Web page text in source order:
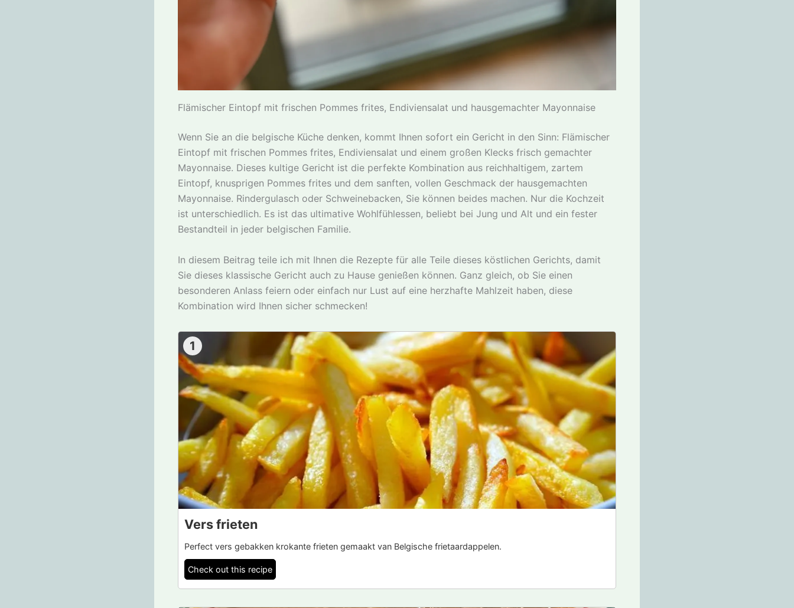
Flämischer Eintopf mit frischen Pommes frites, Endiviensalat und hausgemachter Mayonnaise
Wenn Sie an die belgische Küche denken, kommt Ihnen sofort ein Gericht in den Sinn: Flämischer
Eintopf mit frischen Pommes frites, Endiviensalat und einem großen Klecks frisch gemachter
Mayonnaise. Dieses kultige Gericht ist die perfekte Kombination aus reichhaltigem, zartem
Eintopf, knusprigen Pommes frites und dem sanften, vollen Geschmack der hausgemachten
Mayonnaise. Rindergulasch oder Schweinebacken, Sie können beides machen. Nur die Kochzeit
ist unterschiedlich. Es ist das ultimative Wohlfühlessen, beliebt bei Jung und Alt und ein fester
Bestandteil in jeder belgischen Familie.
In diesem Beitrag teile ich mit Ihnen die Rezepte für alle Teile dieses köstlichen Gerichts, damit
Sie dieses klassische Gericht auch zu Hause genießen können. Ganz gleich, ob Sie einen
besonderen Anlass feiern oder einfach nur Lust auf eine herzhafte Mahlzeit haben, diese
Kombination wird Ihnen sicher schmecken!
1
Vers frieten
Perfect vers gebakken krokante frieten gemaakt van Belgische frietaardappelen.
Check out this recipe